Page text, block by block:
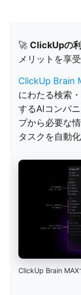
🚀 ClickUpの利
メリットを享
ClickUp Brain
にわたる検索
するAIコンパ
プから必要な
タスクを自動
ClickUp Brain MAX